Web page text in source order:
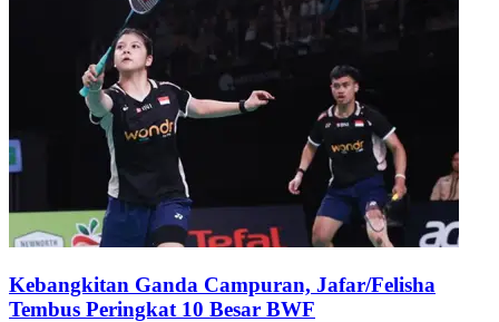
Kebangkitan Ganda Campuran, Jafar/Felisha
Tembus Peringkat 10 Besar BWF